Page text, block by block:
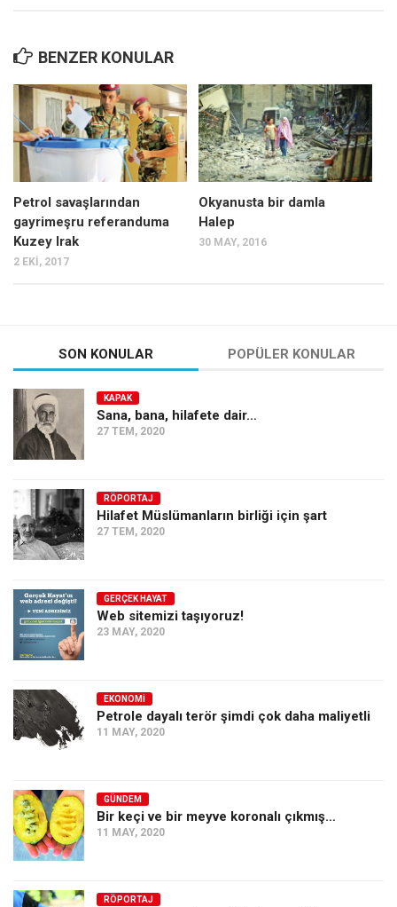
Spor
Manzara
Sağlık
Gıda-Beslenme
Hayat
Türkiye
Asya
Afrika
İslam Dünyası
Tarih
Düşünce
BENZER KONULAR
Petrol savaşlarından
gayrimeşru referanduma
Kuzey Irak
2 EKI, 2017
Okyanusta bir damla
Halep
30 MAY, 2016
SON KONULAR POPÜLER KONULAR
KAPAK
Sana, bana, hilafete dair…
27 TEM, 2020
RÖPORTAJ
Hilafet Müslümanların birliği için şart
27 TEM, 2020
GERÇEK HAYAT
Web sitemizi taşıyoruz!
23 MAY, 2020
EKONOMI
Petrole dayalı terör şimdi çok daha maliyetli
11 MAY, 2020
GÜNDEM
Bir keçi ve bir meyve koronalı çıkmış…
11 MAY, 2020
RÖPORTAJ